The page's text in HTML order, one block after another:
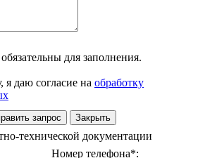
для заполнения.
я даю согласие на обработку
технической документации
Номер телефона*: